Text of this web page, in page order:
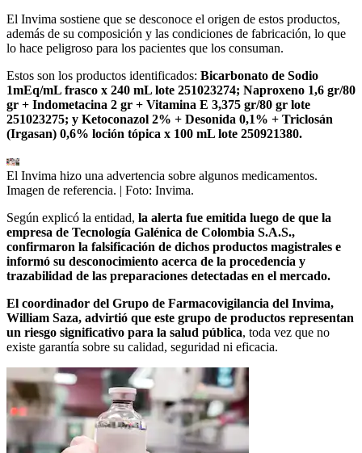
El Invima sostiene que se desconoce el origen de estos productos,
además de su composición y las condiciones de fabricación, lo que
lo hace peligroso para los pacientes que los consuman.
Estos son los productos identificados: Bicarbonato de Sodio
1mEq/mL frasco x 240 mL lote 251023274; Naproxeno 1,6 gr/80
gr + Indometacina 2 gr + Vitamina E 3,375 gr/80 gr lote
251023275; y Ketoconazol 2% + Desonida 0,1% + Triclosán
(Irgasan) 0,6% loción tópica x 100 mL lote 250921380.
El Invima hizo una advertencia sobre algunos medicamentos.
Imagen de referencia. | Foto: Invima.
Según explicó la entidad, la alerta fue emitida luego de que la
empresa de Tecnología Galénica de Colombia S.A.S.,
confirmaron la falsificación de dichos productos magistrales e
informó su desconocimiento acerca de la procedencia y
trazabilidad de las preparaciones detectadas en el mercado.
El coordinador del Grupo de Farmacovigilancia del Invima,
William Saza, advirtió que este grupo de productos representan
un riesgo significativo para la salud pública, toda vez que no
existe garantía sobre su calidad, seguridad ni eficacia.